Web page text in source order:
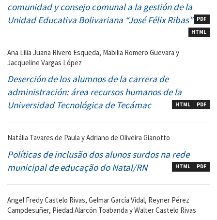
comunidad y consejo comunal a la gestión de la
Unidad Educativa Bolivariana “José Félix Ribas”
PDF
HTML
Ana Lilia Juana Rivero Esqueda, Mabilia Romero Guevara y
Jacqueline Vargas López
Deserción de los alumnos de la carrera de
administración: área recursos humanos de la
Universidad Tecnológica de Tecámac
PDF
HTML
Natália Tavares de Paula y Adriano de Oliveira Gianotto
Políticas de inclusão dos alunos surdos na rede
municipal de educação do Natal/RN
PDF
HTML
Angel Fredy Castelo Rivas, Gelmar García Vidal, Reyner Pérez
Campdesuñer, Piedad Alarcón Toabanda y Walter Castelo Rivas